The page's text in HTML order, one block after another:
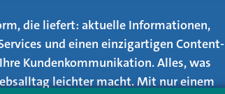
die liefert: aktuelle Informationen,
und einen einzigartigen Content-
Kundenkommunikation. Alles, was
leichter macht. Mit nur einem